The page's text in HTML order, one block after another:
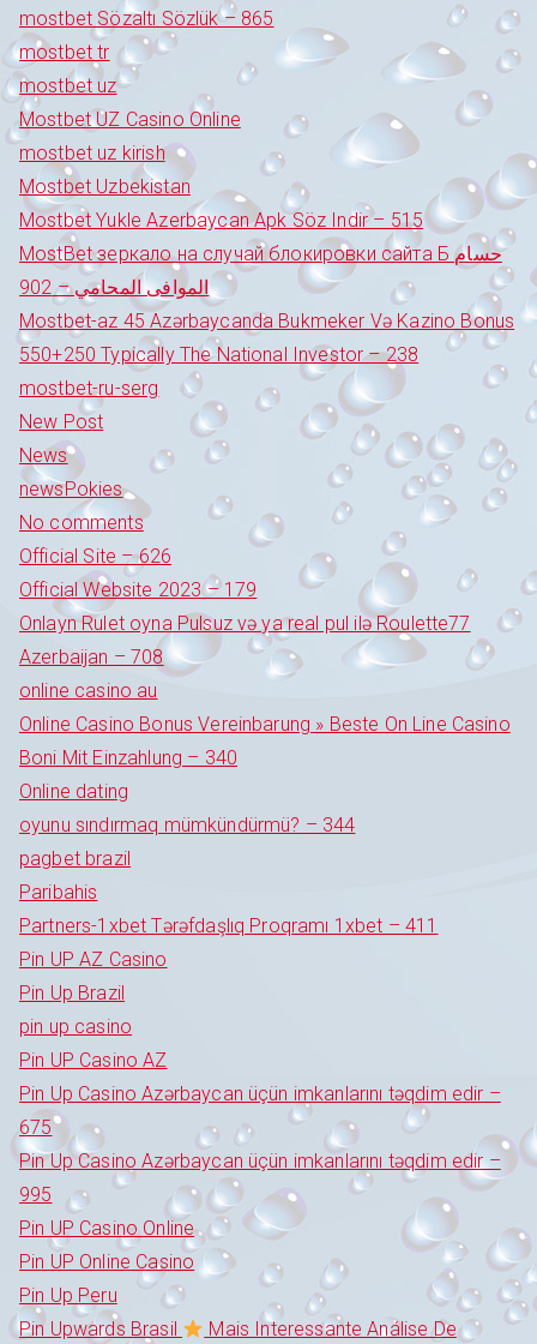
mostbet Sözaltı Sözlük – 865
mostbet tr
mostbet uz
Mostbet UZ Casino Online
mostbet uz kirish
Mostbet Uzbekistan
Mostbet Yukle Azerbaycan Apk Söz Indir – 515
MostBet зеркало на случай блокировки сайта Б حسام
الموافى المحامي – 902
Mostbet-az 45 Azərbaycanda Bukmeker Və Kazino Bonus
550+250 Typically The National Investor – 238
mostbet-ru-serg
New Post
News
newsPokies
No comments
Official Site – 626
Official Website 2023 – 179
Onlayn Rulet oyna Pulsuz və ya real pul ilə Roulette77
Azerbaijan – 708
online casino au
Online Casino Bonus Vereinbarung » Beste On Line Casino
Boni Mit Einzahlung – 340
Online dating
oyunu sındırmaq mümkündürmü? – 344
pagbet brazil
Paribahis
Partners-1xbet Tərəfdaşlıq Proqramı 1xbet – 411
Pin UP AZ Casino
Pin Up Brazil
pin up casino
Pin UP Casino AZ
Pin Up Casino Azərbaycan üçün imkanlarını təqdim edir –
675
Pin Up Casino Azərbaycan üçün imkanlarını təqdim edir –
995
Pin UP Casino Online
Pin UP Online Casino
Pin Up Peru
Pin Upwards Brasil
Mais Interessante Análise De